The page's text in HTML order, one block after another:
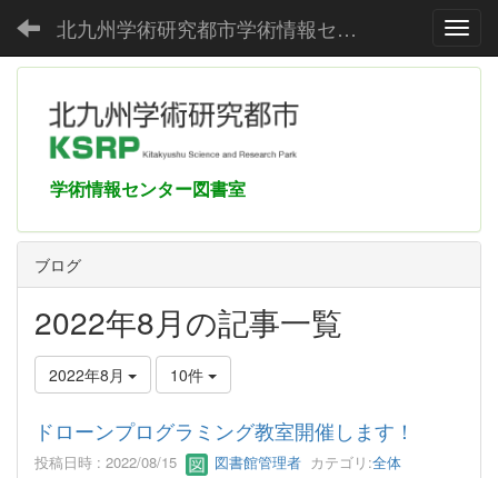
北九州学術研究都市学術情報センター
学術情報センター図書室
ブログ
2022年8月の記事一覧
2022年8月 10件
ドローンプログラミング教室開催します！
投稿日時 : 2022/08/15 図書館管理者 カテゴリ:全体